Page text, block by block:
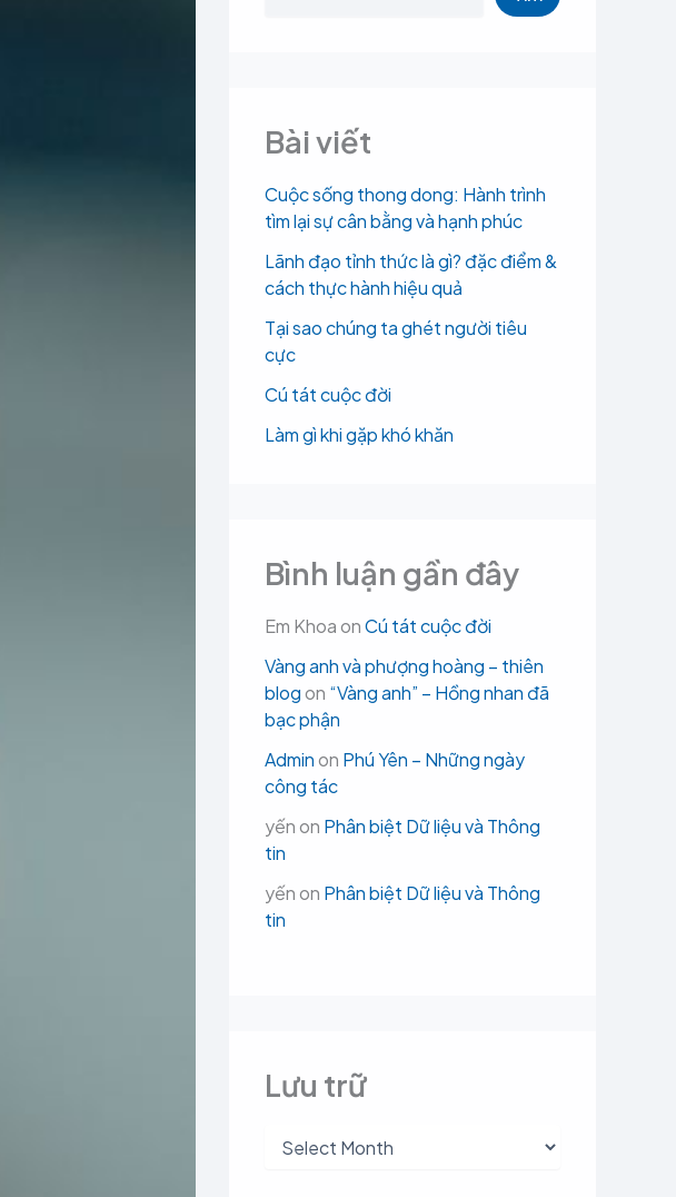
Bài viết
Cuộc sống thong dong: Hành trình
tìm lại sự cân bằng và hạnh phúc
Lãnh đạo tỉnh thức là gì? đặc điểm &
cách thực hành hiệu quả
Tại sao chúng ta ghét người tiêu
cực
Cú tát cuộc đời
Làm gì khi gặp khó khăn
Bình luận gần đây
Em KhoaonCú tát cuộc đời
Vàng anh và phượng hoàng – thiên
blogon “Vàng anh” – Hồng nhan đã
bạc phận
Adminon Phú Yên – Những ngày
công tác
yếnon Phân biệt Dữ liệu và Thông
tin
yếnon Phân biệt Dữ liệu và Thông
tin
Lưu trữ